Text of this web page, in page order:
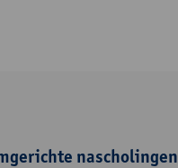
nascholingen